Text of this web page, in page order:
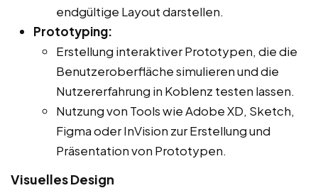
endgültige Layout darstellen.
Prototyping:
Erstellung interaktiver Prototypen, die die
Benutzeroberfläche simulieren und die
Nutzererfahrung in Koblenz testen lassen.
Nutzung von Tools wie Adobe XD, Sketch,
Figma oder InVision zur Erstellung und
Präsentation von Prototypen.
Visuelles Design